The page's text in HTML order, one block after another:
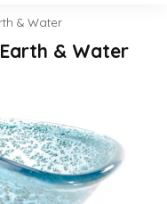
& Water
& Water